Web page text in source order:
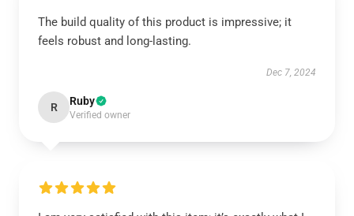
The build quality of this product is impressive; it
feels robust and long-lasting.
Dec 7, 2024
R Ruby
Verified owner